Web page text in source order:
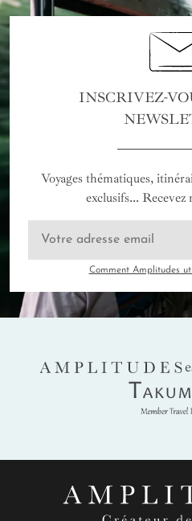
INSCRIVEZ-
Voyages thématiques,
exclusifs...
Comment Amplitudes
AMPLITUDES